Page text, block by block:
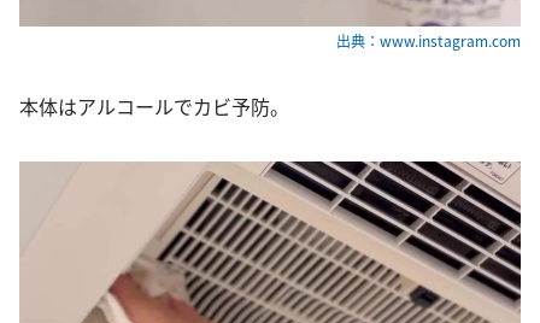
出典：www.instagram.com
本体はアルコールでカビ予防。